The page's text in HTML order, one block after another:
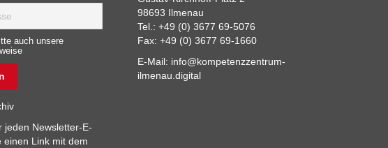
auch unsere
jeden Newsletter-E-
einen Link mit dem
98693 Ilmenau
Tel.: +49 (0) 3677 69-5076
Fax: +49 (0) 3677 69-1660
E-Mail: info@kompetenzzentrum-
ilmenau.digital